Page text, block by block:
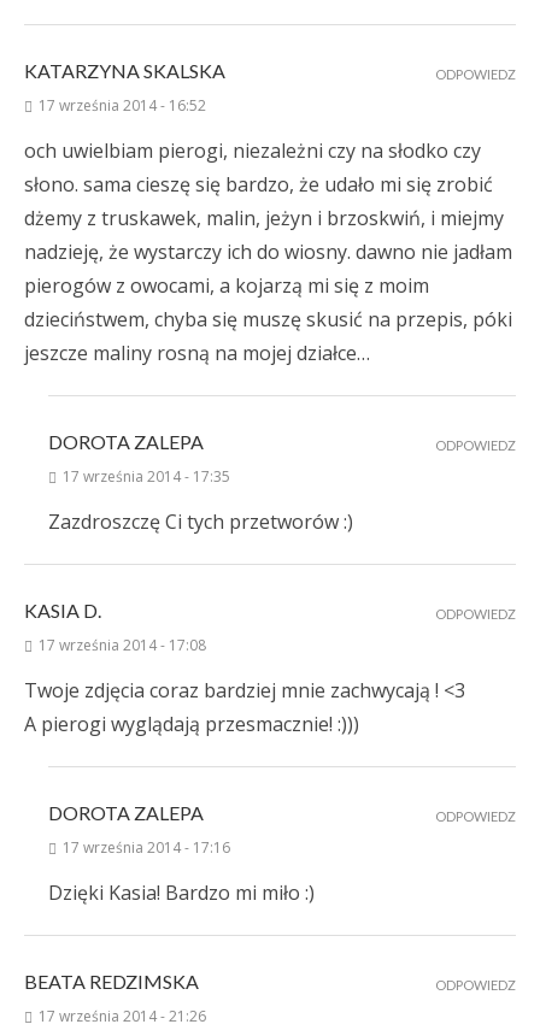
KATARZYNA SKALSKA
17 września 2014 - 16:52
och uwielbiam pierogi, niezależni czy na słodko czy
słono. sama cieszę się bardzo, że udało mi się zrobić
dżemy z truskawek, malin, jeżyn i brzoskwiń, i miejmy
nadzieję, że wystarczy ich do wiosny. dawno nie jadłam
pierogów z owocami, a kojarzą mi się z moim
dzieciństwem, chyba się muszę skusić na przepis, póki
jeszcze maliny rosną na mojej działce…
ODPOWIEDZ
DOROTA ZALEPA
17 września 2014 - 17:35
Zazdroszczę Ci tych przetworów :)
ODPOWIEDZ
KASIA D.
17 września 2014 - 17:08
Twoje zdjęcia coraz bardziej mnie zachwycają ! <3
A pierogi wyglądają przesmacznie! :)))
ODPOWIEDZ
DOROTA ZALEPA
17 września 2014 - 17:16
Dzięki Kasia! Bardzo mi miło :)
ODPOWIEDZ
BEATA REDZIMSKA
17 września 2014 - 21:26
ODPOWIEDZ